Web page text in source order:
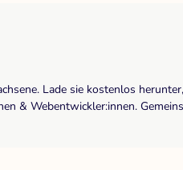
Lade sie kostenlos
& Webentwickler:innen.